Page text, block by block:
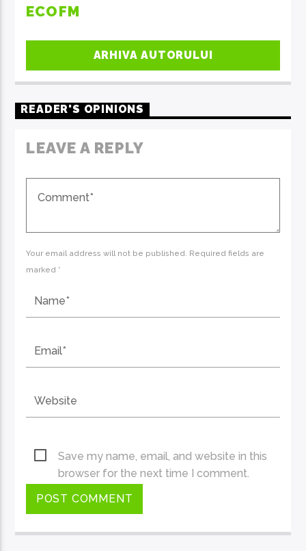
ECOFM
ARHIVA AUTORULUI
READER'S OPINIONS
LEAVE A REPLY
Your email address will not be published. Required fields are
marked *
Save my name, email, and website in this
browser for the next time I comment.